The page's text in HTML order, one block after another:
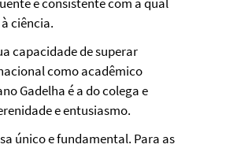
ciência.
capacidade de superar
como acadêmico
Gadelha é a do colega e
e entusiasmo.
único e fundamental. Para as